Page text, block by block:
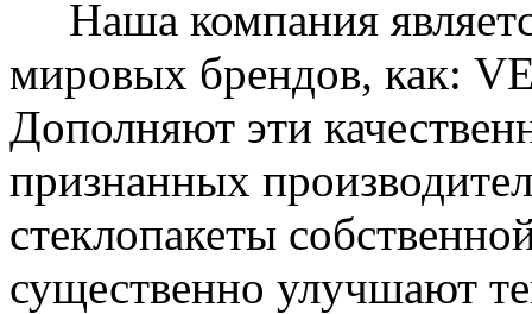
Наша компания
мировых брендов, как:
Дополняют эти
признанных
стеклопакеты
существенно улучшают